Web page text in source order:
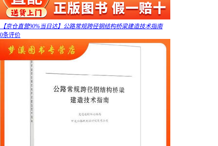
【京仓直营90%当日达】公路常规跨径钢结构桥梁建造技术指南
0条评价